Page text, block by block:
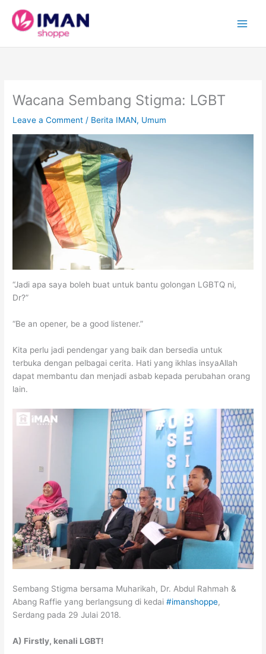
content
Wacana Sembang Stigma: LGBT
Leave a Comment / Berita IMAN, Umum
“Jadi apa saya boleh buat untuk bantu golongan LGBTQ ni,
Dr?”
“Be an opener, be a good listener.”
Kita perlu jadi pendengar yang baik dan bersedia untuk
terbuka dengan pelbagai cerita. Hati yang ikhlas insyaAllah
dapat membantu dan menjadi asbab kepada perubahan orang
lain.
Sembang Stigma bersama Muharikah, Dr. Abdul Rahmah &
Abang Raffie yang berlangsung di kedai#imanshoppe,
Serdang pada 29 Julai 2018.
A) Firstly, kenali LGBT!